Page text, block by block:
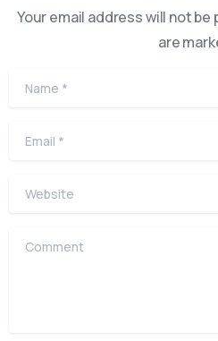
Your email address will not
are
Name
Email
Website
Comment